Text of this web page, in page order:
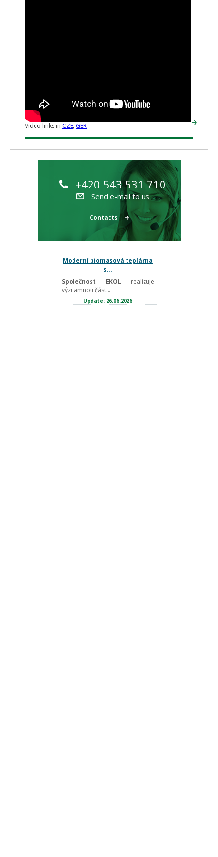
Video links in CZE, GER
+420 543 531 710
Send e-mail to us
Contacts
Moderní biomasová teplárna
s...
Společnost EKOLrealizuje
významnou část...
Update: 26.06.2026